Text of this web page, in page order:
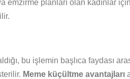
emzirme planları olan kadınlar
bu işlemin başlıca faydası
Meme küçültme avantajları